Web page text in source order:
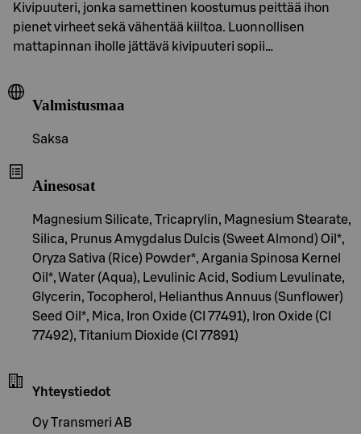
Kivipuuteri, jonka samettinen koostumus peittää ihon
pienet virheet sekä vähentää kiiltoa. Luonnollisen
mattapinnan iholle jättävä kivipuuteri sopii…
Valmistusmaa
Saksa
Ainesosat
Magnesium Silicate, Tricaprylin, Magnesium Stearate,
Silica, Prunus Amygdalus Dulcis (Sweet Almond) Oil*,
Oryza Sativa (Rice) Powder*, Argania Spinosa Kernel
Oil*, Water (Aqua), Levulinic Acid, Sodium Levulinate,
Glycerin, Tocopherol, Helianthus Annuus (Sunflower)
Seed Oil*, Mica, Iron Oxide (CI 77491), Iron Oxide (CI
77492), Titanium Dioxide (CI 77891)
Yhteystiedot
Oy Transmeri AB